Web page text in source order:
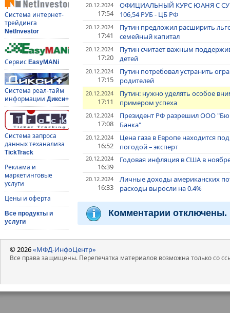
Система интернет-
трейдинга
NetInvestor
Сервис EasyMANi
Система реал-тайм
информации Дикси+
Система запроса
данных теханализа
TickTrack
Реклама и
маркетинговые
услуги
Цены и оферта
Все продукты и
услуги
20.12.2024
17:54
ОФИЦИАЛЬНЫЙ КУРС ЮАНЯ С
106,54 РУБ - ЦБ РФ
20.12.2024
17:41
Путин предложил расширить
семейный капитал
20.12.2024
17:20
Путин считает важным
детей
20.12.2024
17:15
Путин потребовал устранить
родителей
20.12.2024
17:11
Путин: нужно уделять особое
примером успеха
20.12.2024
17:08
Президент РФ разрешил ООО
Банка"
20.12.2024
16:52
Цена газа в Европе находится
погодой – эксперт
20.12.2024
16:39
Годовая инфляция в США в
20.12.2024
16:33
Личные доходы американских
расходы выросли на 0.4%
Комментарии отключены.
© 2026«МФД-ИнфоЦентр»
Все права защищены. Перепечатка материалов возможна только со